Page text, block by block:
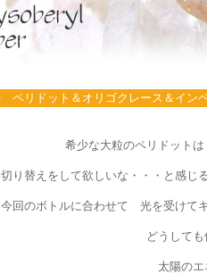
リドット＆オリゴクレース＆イン
希少な大粒のペリドット
り替えをして欲しいな・・・と感
今回のボトルに合わせて 光を受けて
どうして
太陽の